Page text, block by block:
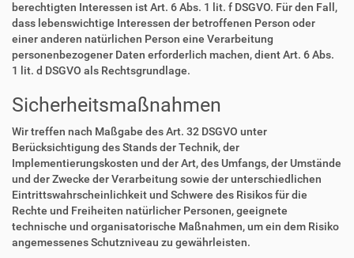
berechtigten Interessen ist Art. 6 Abs. 1 lit. f DSGVO. Für den Fall,
dass lebenswichtige Interessen der betroffenen Person oder
einer anderen natürlichen Person eine Verarbeitung
personenbezogener Daten erforderlich machen, dient Art. 6 Abs.
1 lit. d DSGVO als Rechtsgrundlage.
Sicherheitsmaßnahmen
Wir treffen nach Maßgabe des Art. 32 DSGVO unter
Berücksichtigung des Stands der Technik, der
Implementierungskosten und der Art, des Umfangs, der Umstände
und der Zwecke der Verarbeitung sowie der unterschiedlichen
Eintrittswahrscheinlichkeit und Schwere des Risikos für die
Rechte und Freiheiten natürlicher Personen, geeignete
technische und organisatorische Maßnahmen, um ein dem Risiko
angemessenes Schutzniveau zu gewährleisten.